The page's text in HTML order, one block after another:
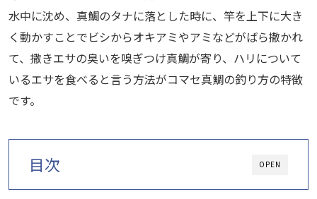
水中に沈め、真鯛のタナに落とした時に、竿を上下に大き
く動かすことでビシからオキアミやアミなどがばら撒かれ
て、撒きエサの臭いを嗅ぎつけ真鯛が寄り、ハリについて
いるエサを食べると言う方法がコマセ真鯛の釣り方の特徴
です。
OPEN
目次